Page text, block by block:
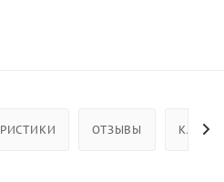
ОТЗЫВЫ КАК